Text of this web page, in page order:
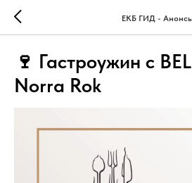
ЕКБ ГИД -
🍷 Гастроужин с
Norra Rok